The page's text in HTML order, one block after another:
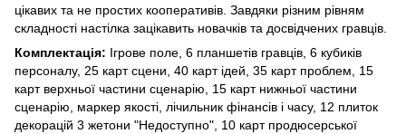
цікавих та не простих кооперативів. Завдяки різним рівням
складності настілка зацікавить новачків та досвідчених гравців.
Комплектація: Ігрове поле, 6 планшетів гравців, 6 кубиків
персоналу, 25 карт сцени, 40 карт ідей, 35 карт проблем, 15
карт верхньої частини сценарію, 15 карт нижньої частини
сценарію, маркер якості, лічильник фінансів і часу, 12 плиток
декорацій 3 жетони "Недоступно", 10 карт продюсерської